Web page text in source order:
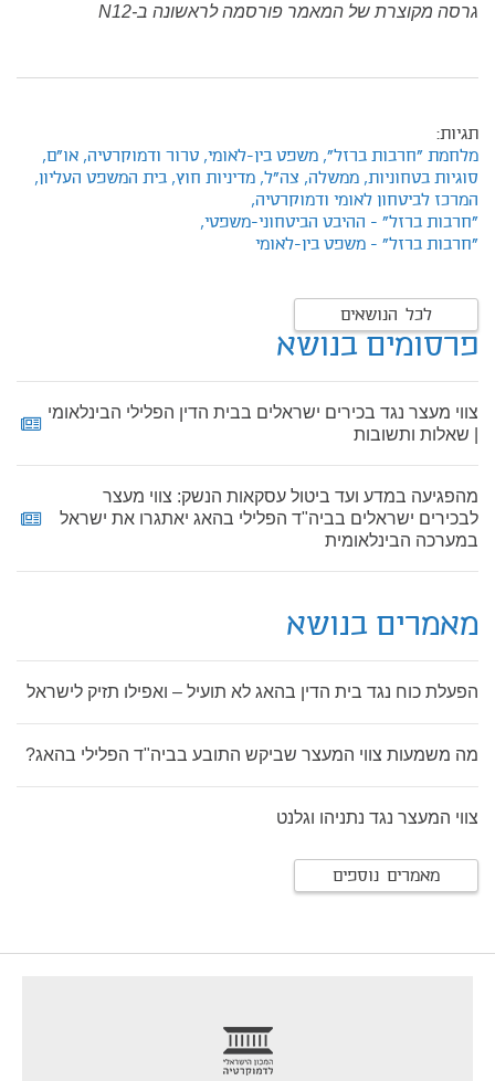
גרסה מקוצרת של המאמר פורסמה לראשונה ב-N12
תגיות:
מלחמת "חרבות ברזל", משפט בין-לאומי, טרור ודמוקרטיה, או"ם,
סוגיות בטחוניות, ממשלה, צה"ל, מדיניות חוץ, בית המשפט העליון,
המרכז לביטחון לאומי ודמוקרטיה,
"חרבות ברזל" - ההיבט הביטחוני-משפטי,
"חרבות ברזל" - משפט בין-לאומי
לכל הנושאים
פרסומים בנושא
צווי מעצר נגד בכירים ישראלים בבית הדין הפלילי הבינלאומי
| שאלות ותשובות
מהפגיעה במדע ועד ביטול עסקאות הנשק: צווי מעצר
לבכירים ישראלים בביה"ד הפלילי בהאג יאתגרו את ישראל
במערכה הבינלאומית
מאמרים בנושא
הפעלת כוח נגד בית הדין בהאג לא תועיל – ואפילו תזיק לישראל
מה משמעות צווי המעצר שביקש התובע בביה"ד הפלילי בהאג?
צווי המעצר נגד נתניהו וגלנט
מאמרים נוספים